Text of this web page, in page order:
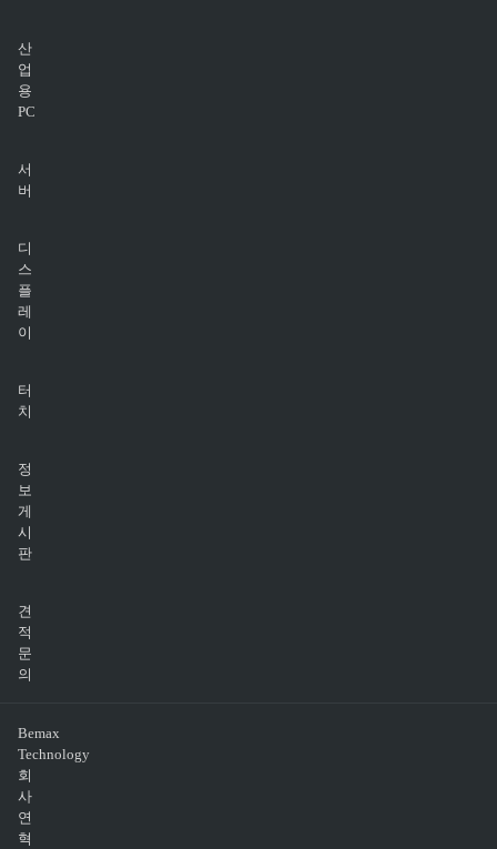
산
업
용
PC
서
버
디
스
플
레
이
터
치
정
보
게
시
판
견
적
문
의
Bemax
Technology
회
사
연
혁